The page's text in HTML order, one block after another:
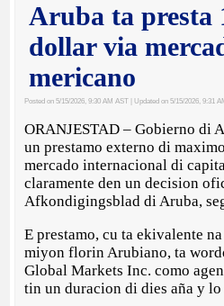
Aruba ta presta
dollar via
mericano
Posted on 5/15/2026, 9:30 AM AST | Updated on 5/15/2026, 9:31
ORANJESTAD – Gobierno di
un prestamo externo di
mercado internacional di
claramente den un decision
Afkondigingsblad di Aruba,
E prestamo, cu ta ekivalente
miyon florin Arubiano, ta
Global Markets Inc. como
tin un duracion di dies aña y